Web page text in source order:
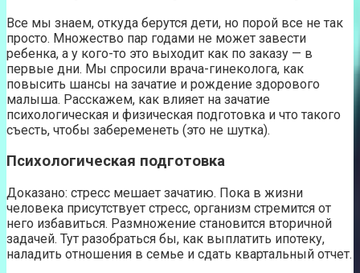
Все мы знаем, откуда берутся дети, но порой все не так
просто. Множество пар годами не может завести
ребенка, а у кого-то это выходит как по заказу — в
первые дни. Мы спросили врача-гинеколога, как
повысить шансы на зачатие и рождение здорового
малыша. Расскажем, как влияет на зачатие
психологическая и физическая подготовка и что такого
съесть, чтобы забеременеть (это не шутка).
Психологическая подготовка
Доказано: стресс мешает зачатию. Пока в жизни
человека присутствует стресс, организм стремится от
него избавиться. Размножение становится вторичной
задачей. Тут разобраться бы, как выплатить ипотеку,
наладить отношения в семье и сдать квартальный отчет.